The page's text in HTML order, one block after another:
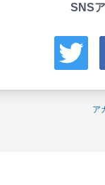
SNS
ア